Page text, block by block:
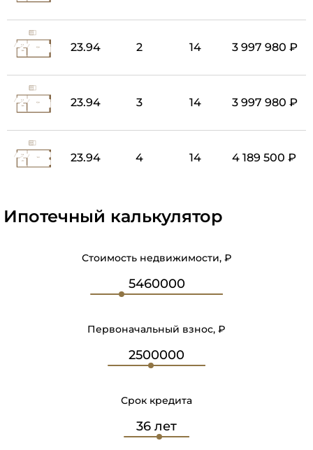
23.94 2 14 3 997 980 ₽
23.94 3 14 3 997 980 ₽
23.94 4 14 4 189 500 ₽
Ипотечный калькулятор
Стоимость недвижимости, ₽
Первоначальный взнос, ₽
Срок кредита